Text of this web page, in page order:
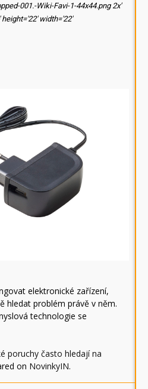
001.-Wiki-Favi-1-44x44.png 2x'
width='22'
elektronické zařízení,
hledat problém právě v něm.
technologie se
poruchy často hledají na
on NovinkyIN.